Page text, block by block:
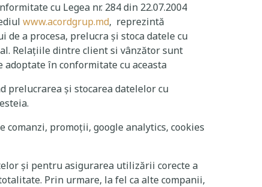
cu Legea nr. 284 din 22.07.2004
www.acordgrup.md, reprezintă
a procesa, prelucra și stoca datele cu
Relațiile dintre client si vânzător sunt
în conformitate cu aceasta
prelucrarea și stocarea datelelor cu
promoții, google analytics, cookies
și pentru asigurarea utilizării corecte a
Prin urmare, la fel ca alte companii,